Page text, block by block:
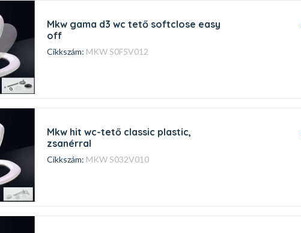
mkw gama d3 wc tető softclose easy
off
Cikkszám: MKW S0F5V012
mkw hit wc-tető classic plastic,
zsanérral
Cikkszám: MKW S032V010